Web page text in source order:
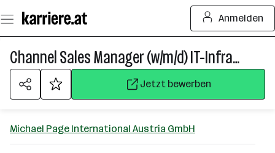
Seiteninhalt
springen
Anmelden
Channel Sales Manager (w/m/d) IT-Infrastructure
Jetzt bewerben
Michael Page International Austria GmbH